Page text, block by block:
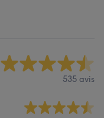
535 avis